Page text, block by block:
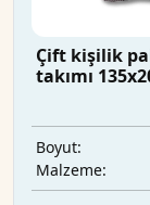
Çift kişilik
takımı
Boyut:
Malzeme: